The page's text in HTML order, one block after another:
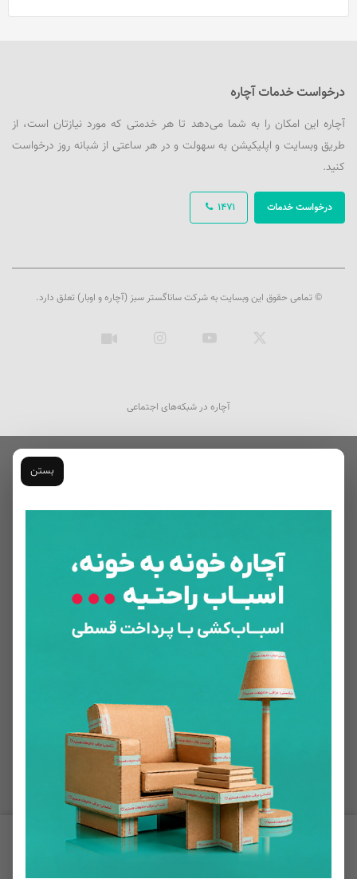
ثبت سفارش
درخواست خدمات آچاره
آچاره این امکان را به شما می‌دهد تا هر خدمتی که مورد نیازتان است، از
طریق وبسایت و اپلیکیشن به سهولت و در هر ساعتی از شبانه روز درخواست
کنید.
1471 درخواست خدمات
© تمامی حقوق این وبسایت به شرکت ساناگستر سبز (آچاره و اوبار) تعلق دارد.
یوتیوب اینستاگرام
آچاره در شبکه‌های اجتماعی
بستن